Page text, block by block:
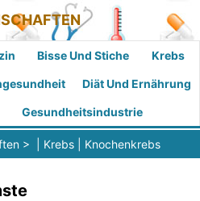
Bisse Und Stiche Krebs
Diät Und Ernährung
Gesundheitsindustrie
> | Krebs Knochenkrebs